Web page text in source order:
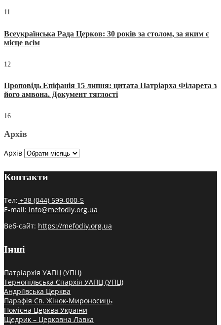
11
Всеукраїнська Рада Церков: 30 років за столом, за яким є
місце всім
12
Проповідь Епіфанія 15 липня: цитата Патріарха Філарета з
його амвона. Документ тяглості
16
Архів
Архів
Контакти
Тел: +38 (044) 599-000-5
E-mail: info@mefodiy.org.ua
Веб-сайт: https://mefodiy.org.ua
Інші
Патріархія УАПЦ (УПЦ)
Тернопільська Єпархія УАПЦ (УПЦ)
Андріївська Церква
Парафія Св. Жінок-Мироносиць
Помісна Церква України
Щедрик – Церковна Лавка